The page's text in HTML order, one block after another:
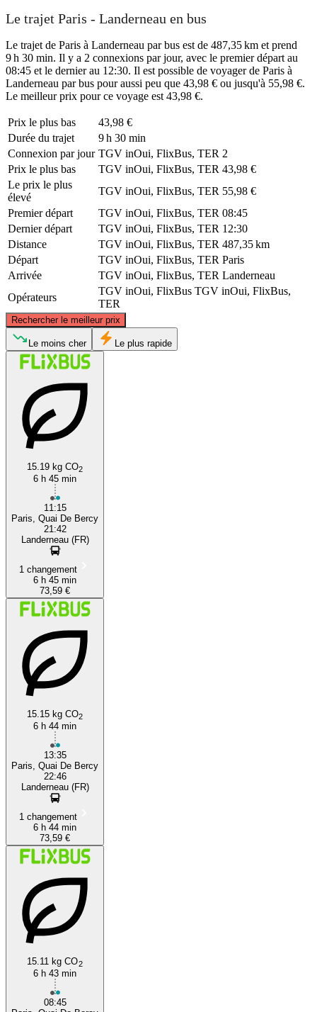
Le trajet Paris - Landerneau en bus
Le trajet de Paris à Landerneau par bus est de 487,35 km et prend
9 h 30 min. Il y a 2 connexions par jour, avec le premier départ au
08:45 et le dernier au 12:30. Il est possible de voyager de Paris à
Landerneau par bus pour aussi peu que 43,98 € ou jusqu'à 55,98 €.
Le meilleur prix pour ce voyage est 43,98 €.
Prix ​​le plus bas
43,98 €
Durée du trajet
9 h 30 min
Connexion par jour TGV inOui, FlixBus, TER 2
Prix ​​le plus bas
TGV inOui, FlixBus, TER 43,98 €
Le prix le plus
élevé
TGV inOui, FlixBus, TER 55,98 €
Premier départ
TGV inOui, FlixBus, TER 08:45
Dernier départ
TGV inOui, FlixBus, TER 12:30
Distance
TGV inOui, FlixBus, TER 487,35 km
Départ
TGV inOui, FlixBus, TER Paris
Arrivée
TGV inOui, FlixBus, TER Landerneau
Opérateurs
TGV inOui, FlixBus TGV inOui, FlixBus,
TER
Rechercher le meilleur prix
Landerneau
Le moins cher Le plus rapide
15.19 kg CO2
6 h 45 min
11:15
Paris, Quai De Bercy
21:42
Landerneau (FR)
1 changement
6 h 45 min
73,59 €
15.15 kg CO2
6 h 44 min
13:35
Paris, Quai De Bercy
22:46
Landerneau (FR)
1 changement
6 h 44 min
73,59 €
15.11 kg CO2
6 h 43 min
08:45